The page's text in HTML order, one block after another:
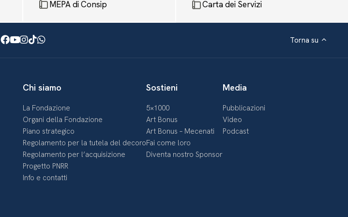
MEPA di Consip Carta dei Servizi
Facebook
Youtube
Instagram
TikTok
WhatsApp Torna su
Chi siamo
La Fondazione
Organi della Fondazione
Piano strategico
Regolamento per la tutela del decoro
Regolamento per l’acquisizione
Progetto PNRR
Info e contatti
Sostieni
5×1000
Art Bonus
Art Bonus – Mecenati
Fai come loro
Diventa nostro Sponsor
Media
Pubblicazioni
Video
Podcast